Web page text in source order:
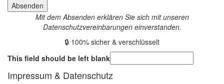
Absenden
Mit dem Absenden erklären Sie sich mit unseren
Datenschutzvereinbarungen einverstanden.
🔒 100% sicher & verschlüsselt
This field should be left blank
Impressum & Datenschutz